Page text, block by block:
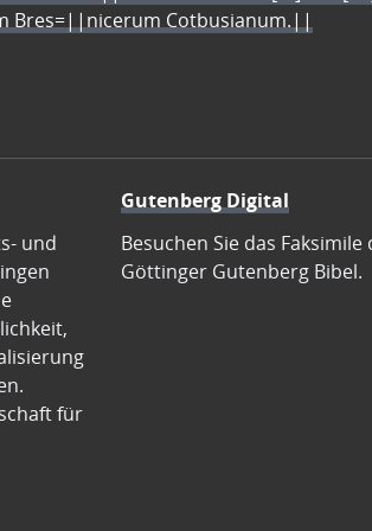
Bres=||nicerum Cotbusianum.||
und
für
Gutenberg Digital
Besuchen Sie das Faksimile
Göttinger Gutenberg Bibel.